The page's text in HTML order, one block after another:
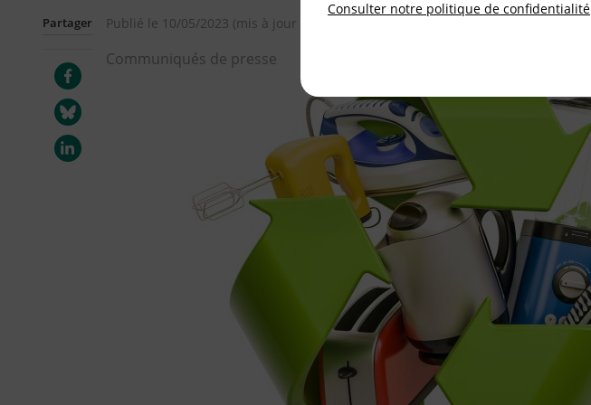
Publié le 10/05/2023 (mis à jour le
Communiqués de presse
Partager
Consulter notre politique de confidentialité